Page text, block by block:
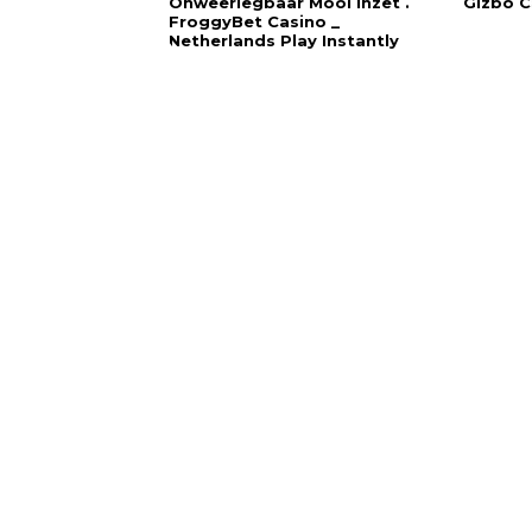
FroggyBet Casino _
Netherlands Play Instantly